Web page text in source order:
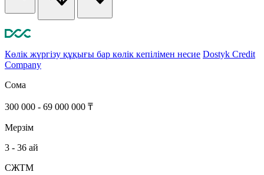
Көлік жүргізу құқығы бар көлік кепілімен несие Dostyk Credit
Company
Сома
300 000 - 69 000 000 ₸
Мерзім
3 - 36 ай
СЖТМ